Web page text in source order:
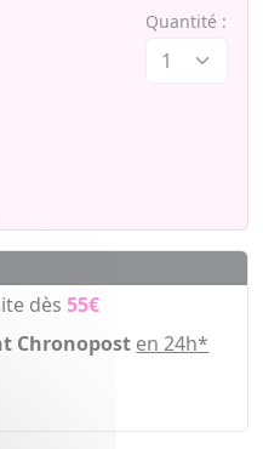
Quantité :
dès55€
Chronopost en 24h*